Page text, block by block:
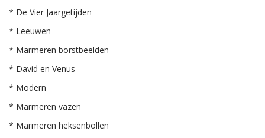
* De Vier Jaargetijden
* Leeuwen
* Marmeren borstbeelden
* David en Venus
* Modern
* Marmeren vazen
* Marmeren heksenbollen